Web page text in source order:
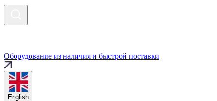
Оборудование из наличия и быстрой поставки
English